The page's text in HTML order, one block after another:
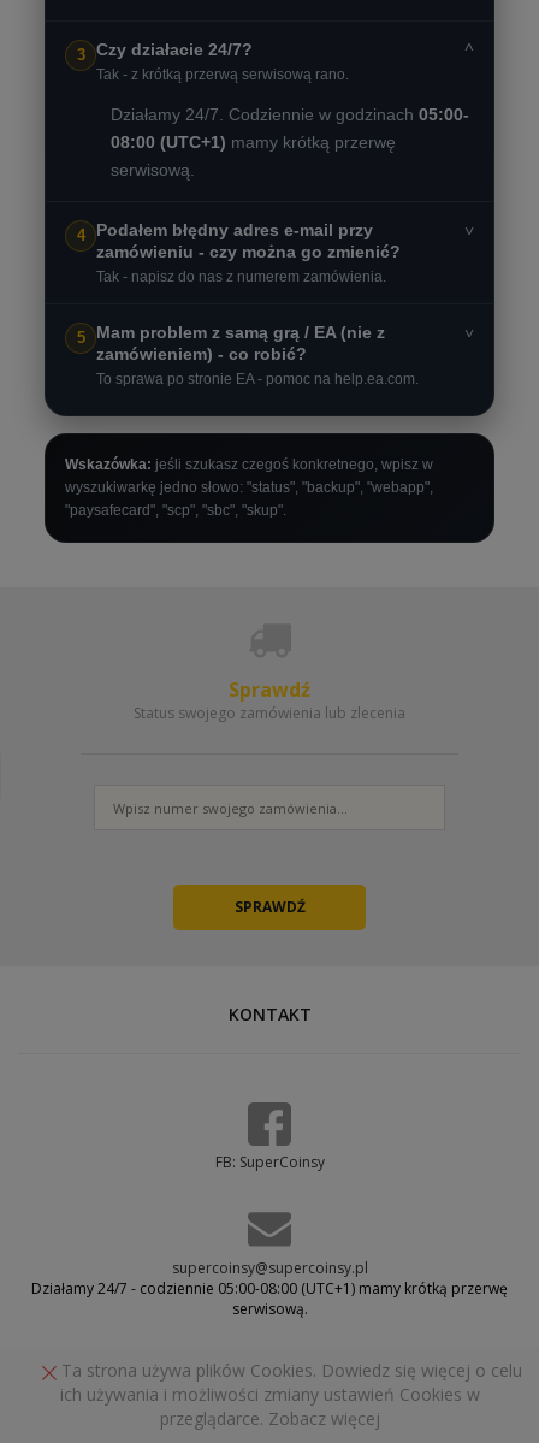
3 Czy działacie 24/7?
Tak - z krótką przerwą serwisową rano.
˅
Działamy 24/7. Codziennie w godzinach 05:00-
08:00 (UTC+1) mamy krótką przerwę
serwisową.
4
Podałem błędny adres e-mail przy
zamówieniu - czy można go zmienić?
Tak - napisz do nas z numerem zamówienia.
˅
5
Mam problem z samą grą / EA (nie z
zamówieniem) - co robić?
To sprawa po stronie EA - pomoc na help.ea.com.
˅
Wskazówka: jeśli szukasz czegoś konkretnego, wpisz w
wyszukiwarkę jedno słowo: "status", "backup", "webapp",
"paysafecard", "scp", "sbc", "skup".
Sprawdź
Status swojego zamówienia lub zlecenia
KONTAKT
FB: SuperCoinsy
supercoinsy@supercoinsy.pl
Działamy 24/7 - codziennie 05:00-08:00 (UTC+1) mamy krótką przerwę
serwisową.
POWRÓT NA GÓRĘ
Ta strona używa plików Cookies. Dowiedz się więcej o celu
ich używania i możliwości zmiany ustawień Cookies w
przeglądarce. Zobacz więcej